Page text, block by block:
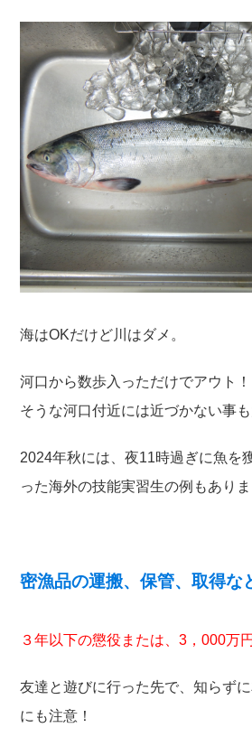
海はOKだけど川はダメ。
河口から数歩入っただけでアウト
そうな河口付近には近づかない事も
2024年秋には、夜11時過ぎに魚を
った海外の技能実習生の例もありま
密漁品の運搬、保管、取得な
３年以下の懲役または、3，000万
友達と遊びに行った先で、知らず
にも注意！